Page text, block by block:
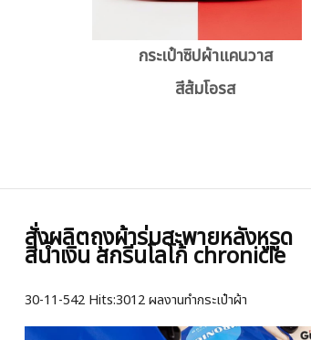
กระเป๋าซิปผ้าแคนวาส
สีส้มโอรส
สั่งผลิตถุงผ้าร่มสะพายหลังหูรูด
สีน้ำเงิน สกรีนโลโก้ chronicle
30-11-542 Hits:3012 ผลงานทำกระเป๋าผ้า